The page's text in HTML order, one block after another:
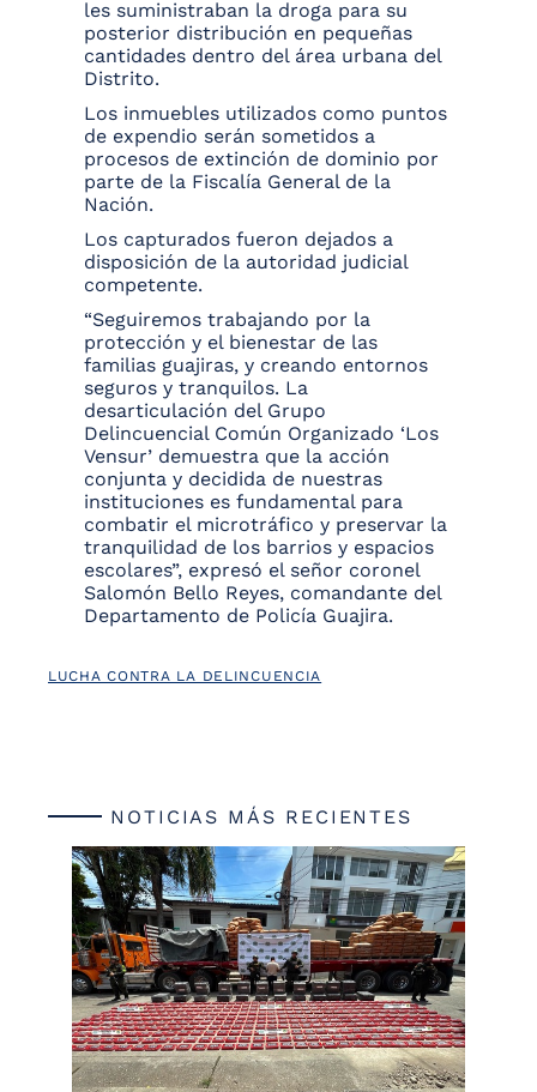
les suministraban la droga para su
posterior distribución en pequeñas
cantidades dentro del área urbana del
Distrito.
Los inmuebles utilizados como puntos
de expendio serán sometidos a
procesos de extinción de dominio por
parte de la Fiscalía General de la
Nación.
Los capturados fueron dejados a
disposición de la autoridad judicial
competente.
“Seguiremos trabajando por la
protección y el bienestar de las
familias guajiras, y creando entornos
seguros y tranquilos. La
desarticulación del Grupo
Delincuencial Común Organizado ‘Los
Vensur’ demuestra que la acción
conjunta y decidida de nuestras
instituciones es fundamental para
combatir el microtráfico y preservar la
tranquilidad de los barrios y espacios
escolares”, expresó el señor coronel
Salomón Bello Reyes, comandante del
Departamento de Policía Guajira.
LUCHA CONTRA LA DELINCUENCIA
NOTICIAS MÁS RECIENTES